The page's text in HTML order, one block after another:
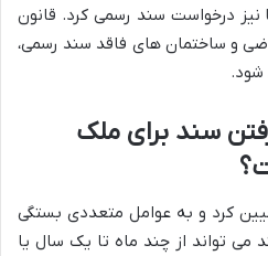
نیز درخواست سند رسمی کرد. قانون
و ساختمان های فاقد سند رسمی،
شود.
سند برای ملک
کرد و به عوامل متعددی بستگی
می تواند از چند ماه تا یک سال یا